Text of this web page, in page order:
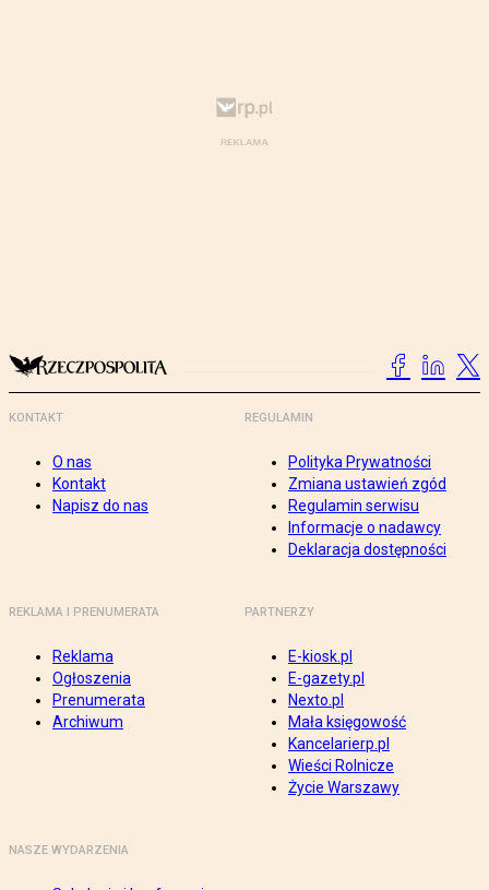
KONTAKT
O nas
Kontakt
Napisz do nas
REGULAMIN
Polityka Prywatności
Zmiana ustawień zgód
Regulamin serwisu
Informacje o nadawcy
Deklaracja dostępności
REKLAMA I PRENUMERATA
Reklama
Ogłoszenia
Prenumerata
Archiwum
PARTNERZY
E-kiosk.pl
E-gazety.pl
Nexto.pl
Mała księgowość
Kancelarierp.pl
Wieści Rolnicze
Życie Warszawy
NASZE WYDARZENIA